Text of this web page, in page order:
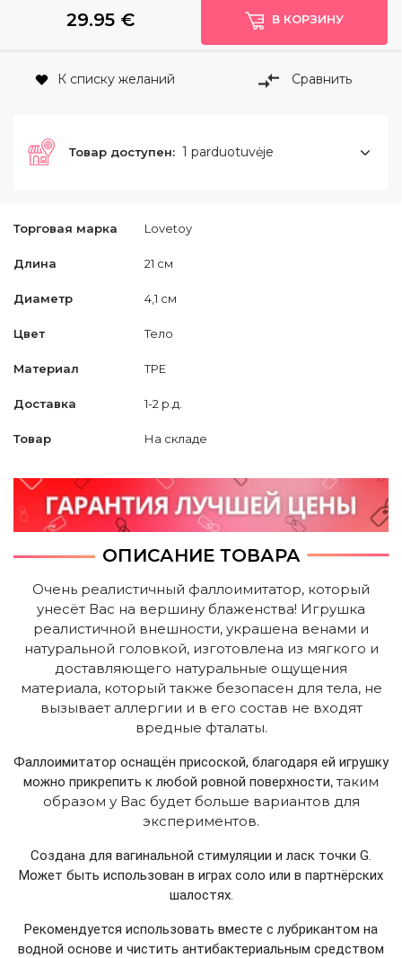
Торговая марка Lovetoy
Длина 21 см
Диаметр 4,1 см
Цвет Тело
Материал TPE
Доставка 1-2 р.д.
Товар На складе
29.95€ В КОРЗИНУ
К списку желаний Сравнить
Товар доступен: 1 parduotuvėje
ОПИСАНИЕ ТОВАРА
Очень реалистичный фаллоимитатор, который
унесёт Вас на вершину блаженства! Игрушка
реалистичной внешности, украшена венами и
натуральной головкой, изготовлена из мягкого и
доставляющего натуральные ощущения
материала, который также безопасен для тела, не
вызывает аллергии и в его состав не входят
вредные фталаты.
Фаллоимитатор оснащён присоской, благодаря ей игрушку
можно прикрепить к любой ровной поверхности, таким
образом у Вас будет больше вариантов для
экспериментов.
Создана для вагинальной стимуляции и ласк точки G.
Может быть использован в играх соло или в партнёрских
шалостях.
Рекомендуется использовать вместе с лубрикантом на
водной основе и чистить антибактериальным средством